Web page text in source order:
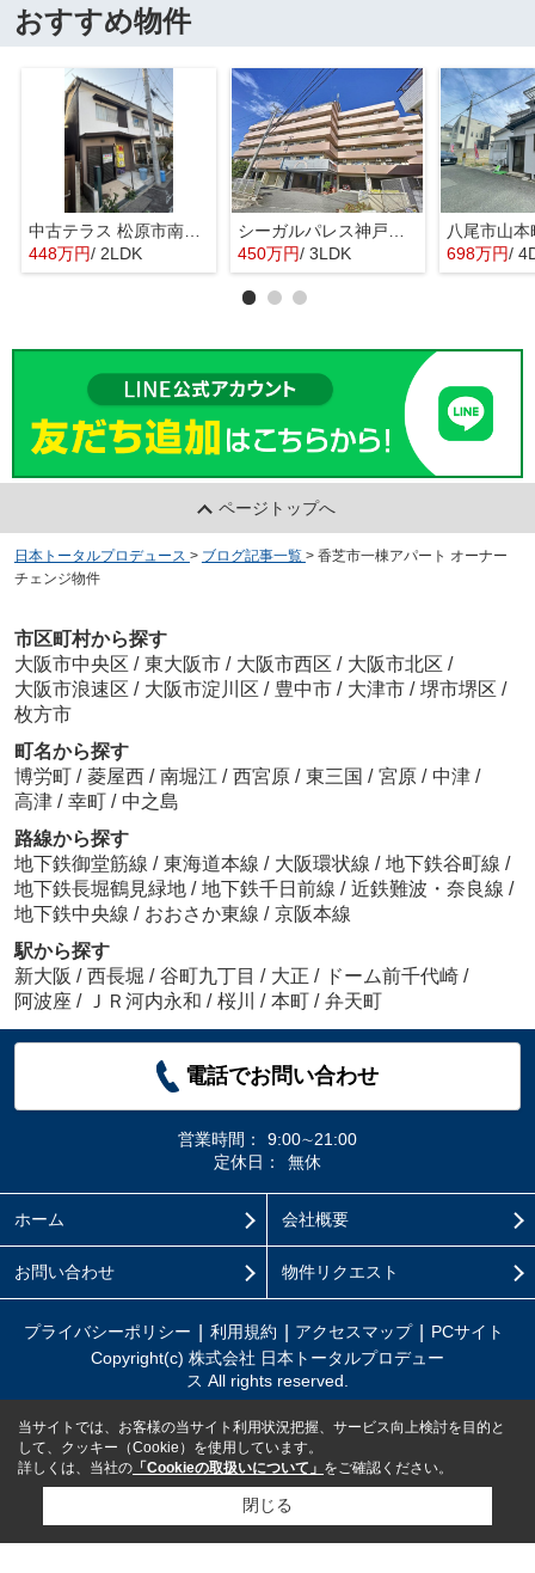
おすすめ物件
中古テラス 松原市南新町1
448万円/ 2LDK
450万円/ 3LDK 698万円/
ページトップへ
日本トータルプロデュース > ブログ記事一覧 > 香芝市一棟アパート オーナー
チェンジ物件
市区町村から探す
大阪市中央区 / 東大阪市 / 大阪市西区 / 大阪市北区 /
大阪市浪速区 / 大阪市淀川区 / 豊中市 / 大津市 / 堺市堺区 /
枚方市
町名から探す
博労町 / 菱屋西 / 南堀江 / 西宮原 / 東三国 / 宮原 / 中津 /
高津 / 幸町 / 中之島
路線から探す
地下鉄御堂筋線 / 東海道本線 / 大阪環状線 / 地下鉄谷町線 /
地下鉄長堀鶴見緑地 / 地下鉄千日前線 / 近鉄難波・奈良線 /
地下鉄中央線 / おおさか東線 / 京阪本線
駅から探す
新大阪 / 西長堀 / 谷町九丁目 / 大正 / ドーム前千代崎 /
阿波座 / ＪＲ河内永和 / 桜川 / 本町 / 弁天町
電話でお問い合わせ
営業時間：
9:00∼21:00
定休日：
無休
ホーム 会社概要
お問い合わせ 物件リクエスト
プライバシーポリシー 利用規約 アクセスマップ
PCサイト
Copyright(c) 株式会社 日本トータルプロデュー
ス All rights reserved.
当サイトでは、お客様の当サイト利用状況把握、サービス向上検討を目的と
して、クッキー（Cookie）を使用しています。
詳しくは、当社の 「Cookieの取扱いについて」 をご確認ください。
閉じる